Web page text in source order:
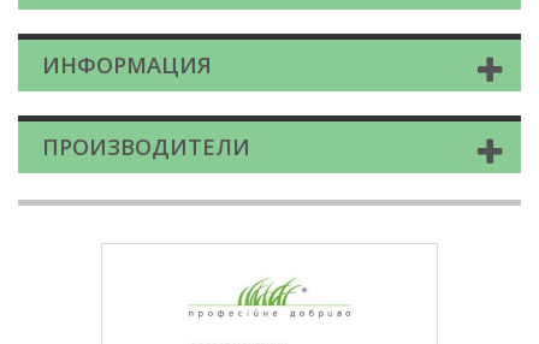
ИНФОРМАЦИЯ
ПРОИЗВОДИТЕЛИ